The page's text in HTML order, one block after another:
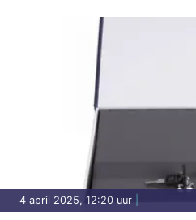
4 april 2025, 12:20 uur